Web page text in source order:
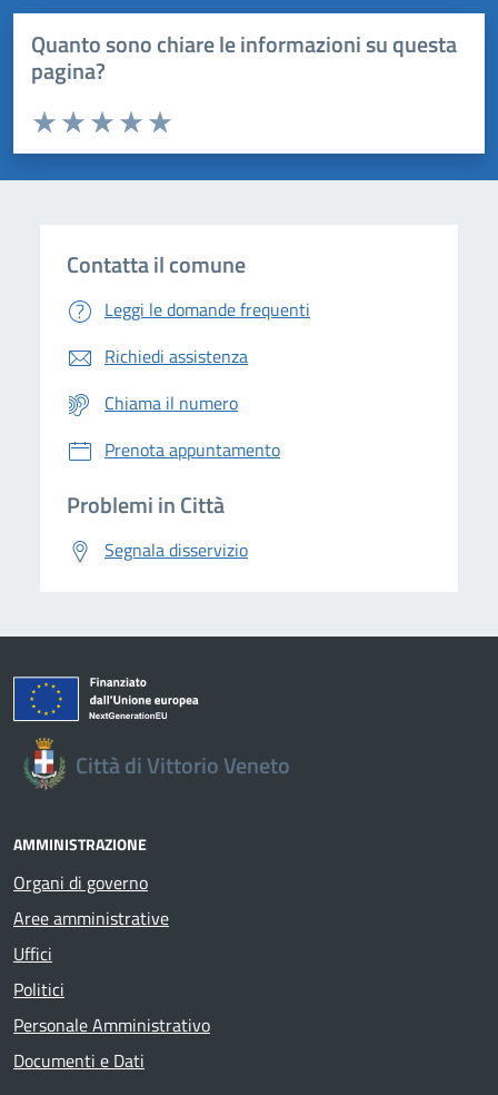
Quanto sono chiare le informazioni su questa
pagina?
Domanda
Valuta da 1 a 5 stelle la pagina
Valuta 5 stelle su 5
Valuta 4 stelle su 5
Valuta 3 stelle su 5
Valuta 2 stelle su 5
Valuta 1 stelle su 5
Contatta il comune
Leggi le domande frequenti
Richiedi assistenza
Chiama il numero
Prenota appuntamento
Problemi in Città
Segnala disservizio
Città di Vittorio Veneto
AMMINISTRAZIONE
Organi di governo
Aree amministrative
Uffici
Politici
Personale Amministrativo
Documenti e Dati